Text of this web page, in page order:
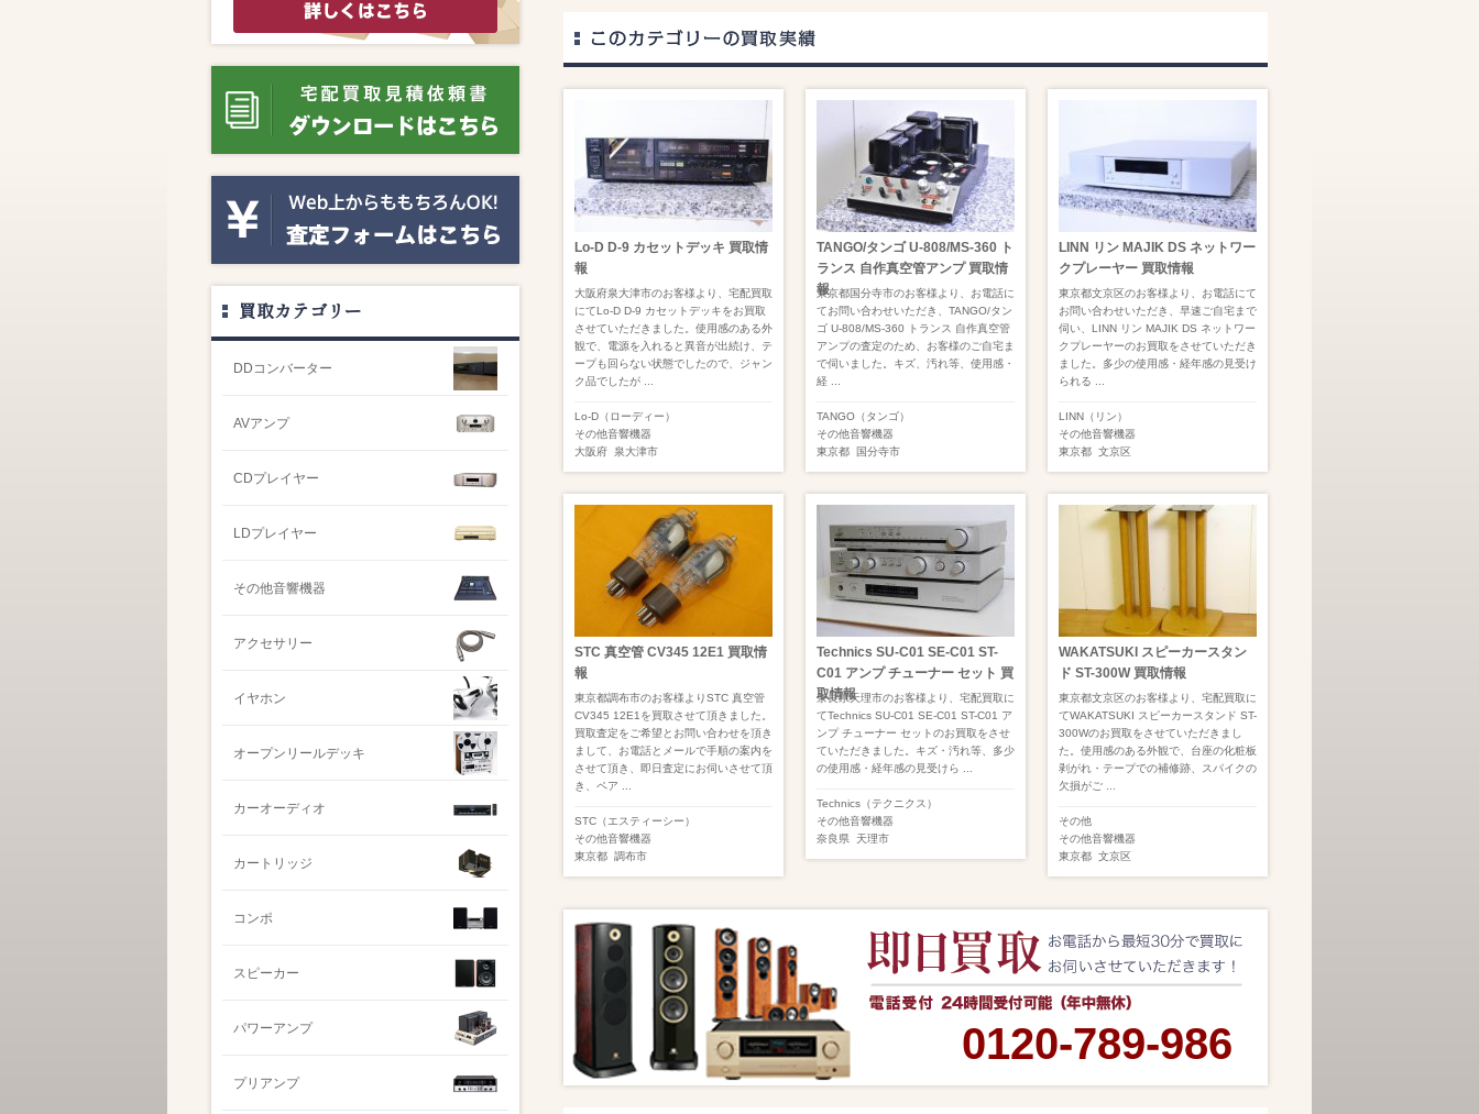
Lo-D D-9 カセットデッキ 買取情
報
大阪府泉大津市のお客様より、宅配買取
にてLo-D D-9 カセットデッキをお買取
させていただきました。使用感のある外
観で、電源を入れると異音が出続け、テ
ープも回らない状態でしたので、ジャン
ク品でしたが ...
Lo-D（ローディー）
その他音響機器
大阪府 泉大津市
TANGO/タンゴ U-808/MS-360 ト
ランス 自作真空管アンプ 買取情
報
東京都国分寺市のお客様より、お電話に
てお問い合わせいただき、TANGO/タン
ゴ U-808/MS-360 トランス 自作真空管
アンプの査定のため、お客様のご自宅ま
で伺いました。キズ、汚れ等、使用感・
経 ...
TANGO（タンゴ）
その他音響機器
東京都
国分寺市
LINN リン MAJIK DS ネットワー
クプレーヤー 買取情報
東京都文京区のお客様より、お電話にて
お問い合わせいただき、早速ご自宅まで
伺い、LINN リン MAJIK DS ネットワー
クプレーヤーのお買取をさせていただき
ました。多少の使用感・経年感の見受け
られる ...
LINN（リン）
その他音響機器
東京都 文京区
STC 真空管 CV345 12E1 買取情
報
東京都調布市のお客様よりSTC 真空管
CV345 12E1を買取させて頂きました。
買取査定をご希望とお問い合わせを頂き
まして、お電話とメールで手順の案内を
させて頂き、即日査定にお伺いさせて頂
き、ペア ...
STC（エスティーシー）
その他音響機器
東京都 調布市
Technics SU-C01 SE-C01 ST-
C01 アンプ チューナー セット 買
取情報
奈良県天理市のお客様より、宅配買取に
てTechnics SU-C01 SE-C01 ST-C01 ア
ンプ チューナー セットのお買取をさせ
ていただきました。キズ・汚れ等、多少
の使用感・経年感の見受けら ...
Technics（テクニクス）
その他音響機器
奈良県
天理市
WAKATSUKI スピーカースタン
ド ST-300W 買取情報
東京都文京区のお客様より、宅配買取に
てWAKATSUKI スピーカースタンド ST-
300Wのお買取をさせていただきまし
た。使用感のある外観で、台座の化粧板
剥がれ・テープでの補修跡、スパイクの
欠損がご ...
その他
その他音響機器
東京都 文京区
0120-789-986
買取カテゴリー
DDコンバーター
AVアンプ
CDプレイヤー
LDプレイヤー
その他音響機器
アクセサリー
イヤホン
オープンリールデッキ
カーオーディオ
カートリッジ
コンポ
スピーカー
パワーアンプ
プリアンプ